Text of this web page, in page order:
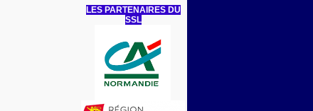
LES PARTENAIRES DU
SSL